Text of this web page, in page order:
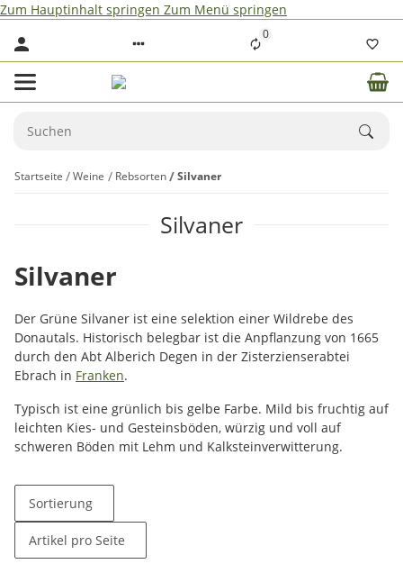
Zum Hauptinhalt springen Zum Menü springen
0
Startseite Weine Rebsorten Silvaner
Silvaner
Silvaner
Der Grüne Silvaner ist eine selektion einer Wildrebe des
Donautals. Historisch belegbar ist die Anpflanzung von 1665
durch den Abt Alberich Degen in der Zisterzienserabtei
Ebrach in Franken.
Typisch ist eine grünlich bis gelbe Farbe. Mild bis fruchtig auf
leichten Kies- und Gesteinsböden, würzig und voll auf
schweren Böden mit Lehm und Kalksteinverwitterung.
Sortierung
Artikel pro Seite